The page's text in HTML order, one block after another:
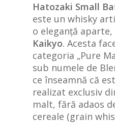
Hatozaki Small
este un whisky
o eleganță
Kaikyo. Acesta
categoria „Pure
sub numele de
ce înseamnă că
realizat exclusiv
malt, fără adaos
cereale (grain